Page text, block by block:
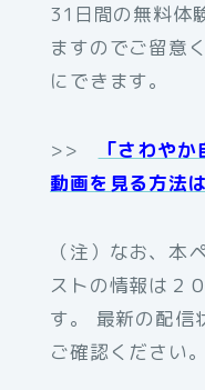
31日間の無料体
ますのでご留意
にできます。
>>
「さわや
動画を見る方法
（注）なお、本
ストの情報は２
す。 最新の配信
ご確認ください。